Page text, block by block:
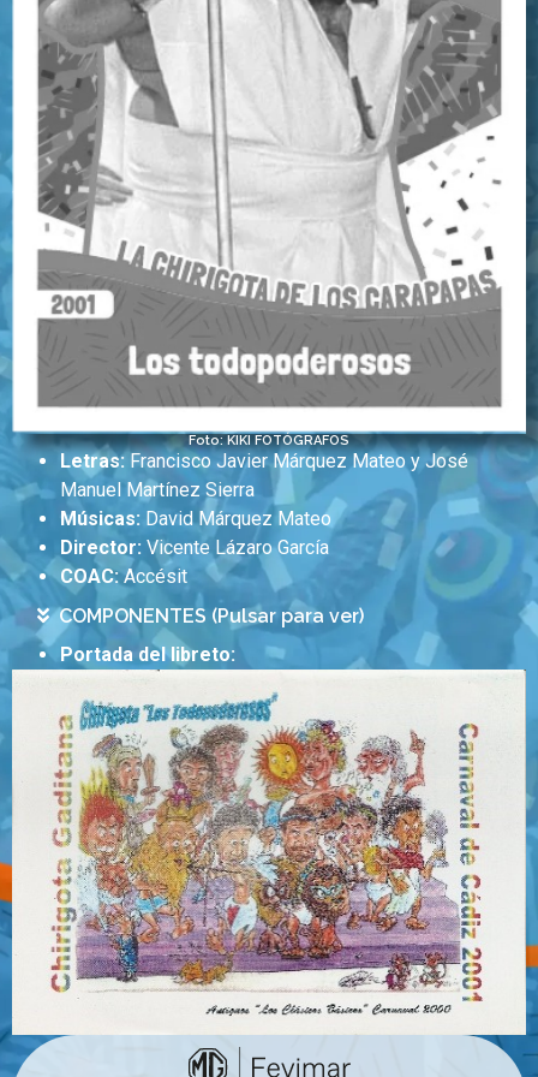
Foto: KIKI FOTÓGRAFOS
Letras: Francisco Javier Márquez Mateo y José
Manuel Martínez Sierra
Músicas: David Márquez Mateo
Director: Vicente Lázaro García
COAC:Accésit
COMPONENTES (Pulsar para ver)
Portada del libreto: